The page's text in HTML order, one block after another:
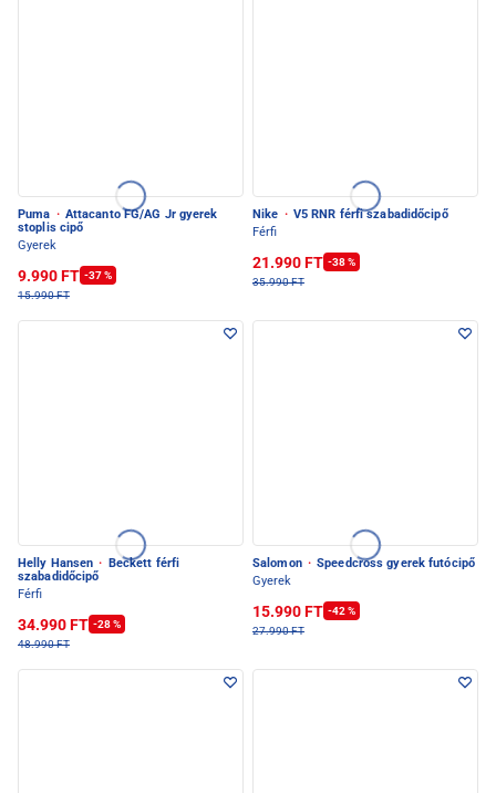
Puma · Attacanto FG/AG Jr gyerek
stoplis cipő
Gyerek
9.990 FT -37 %
15.990 FT
Nike · V5 RNR férfi szabadidőcipő
Férfi
21.990 FT -38 %
35.990 FT
Helly Hansen ·
Beckett férfi
szabadidőcipő
Férfi
34.990 FT -28 %
48.990 FT
Salomon · Speedcross gyerek futócipő
Gyerek
15.990 FT -42 %
27.990 FT